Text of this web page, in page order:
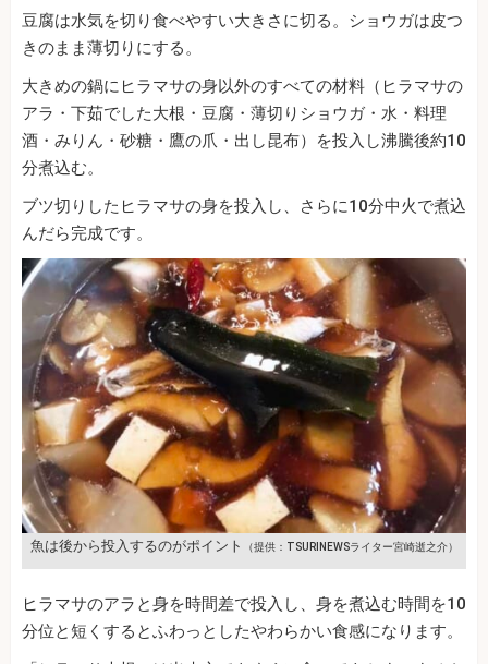
豆腐は水気を切り食べやすい大きさに切る。ショウガは皮つ
きのまま薄切りにする。
大きめの鍋にヒラマサの身以外のすべての材料（ヒラマサの
アラ・下茹でした大根・豆腐・薄切りショウガ・水・料理
酒・みりん・砂糖・鷹の爪・出し昆布）を投入し沸騰後約10
分煮込む。
ブツ切りしたヒラマサの身を投入し、さらに10分中火で煮込
んだら完成です。
魚は後から投入するのがポイント （提供：TSURINEWSライター宮崎逝之介）
ヒラマサのアラと身を時間差で投入し、身を煮込む時間を10
分位と短くするとふわっとしたやわらかい食感になります。